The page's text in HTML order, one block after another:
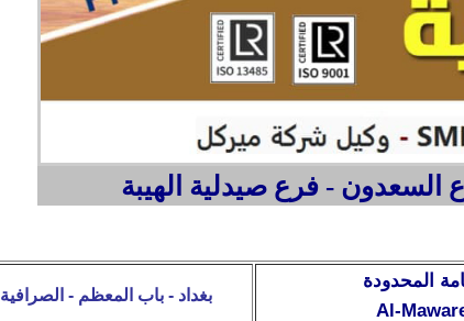
- فرع صيدلية الهيبة
بغداد - باب المعظم - الصرافية
المحدودة
Al-